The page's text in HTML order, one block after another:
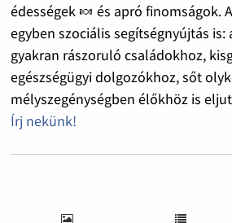
édességek 🍬 és apró finomságok.
egyben szociális segítségnyújtás is:
gyakran rászoruló családokhoz,
egészségügyi dolgozókhoz, sőt
mélyszegénységben élőkhöz is
Írj nekünk!